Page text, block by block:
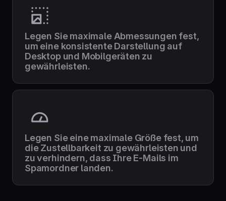
Legen Sie maximale Abmessungen fest,
um eine konsistente Darstellung auf
Desktop und Mobilgeräten zu
gewährleisten.
Legen Sie eine maximale Größe fest, um
die Zustellbarkeit zu gewährleisten und
zu verhindern, dass Ihre E-Mails im
Spamordner landen.